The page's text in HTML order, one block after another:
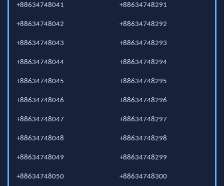
+88634748041
+88634748042
+88634748043
+88634748044
+88634748045
+88634748046
+88634748047
+88634748048
+88634748049
+88634748050
+88634748291
+88634748292
+88634748293
+88634748294
+88634748295
+88634748296
+88634748297
+88634748298
+88634748299
+88634748300